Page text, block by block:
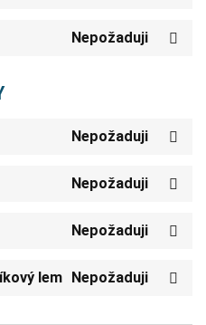
Nepožaduji
Nepožaduji
Nepožaduji
Nepožaduji
lem Nepožaduji